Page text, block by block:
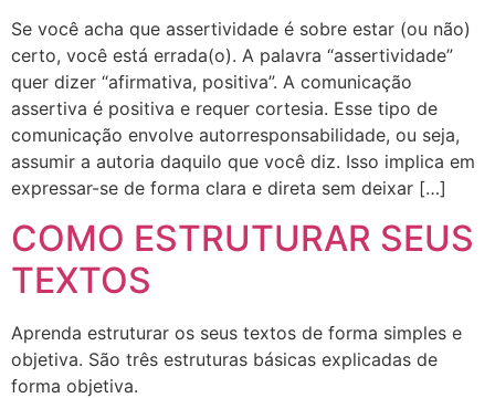
Se você acha que assertividade é sobre estar (ou não)
certo, você está errada(o). A palavra “assertividade”
quer dizer “afirmativa, positiva”. A comunicação
assertiva é positiva e requer cortesia. Esse tipo de
comunicação envolve autorresponsabilidade, ou seja,
assumir a autoria daquilo que você diz. Isso implica em
expressar-se de forma clara e direta sem deixar […]
COMO ESTRUTURAR SEUS
TEXTOS
Aprenda estruturar os seus textos de forma simples e
objetiva. São três estruturas básicas explicadas de
forma objetiva.